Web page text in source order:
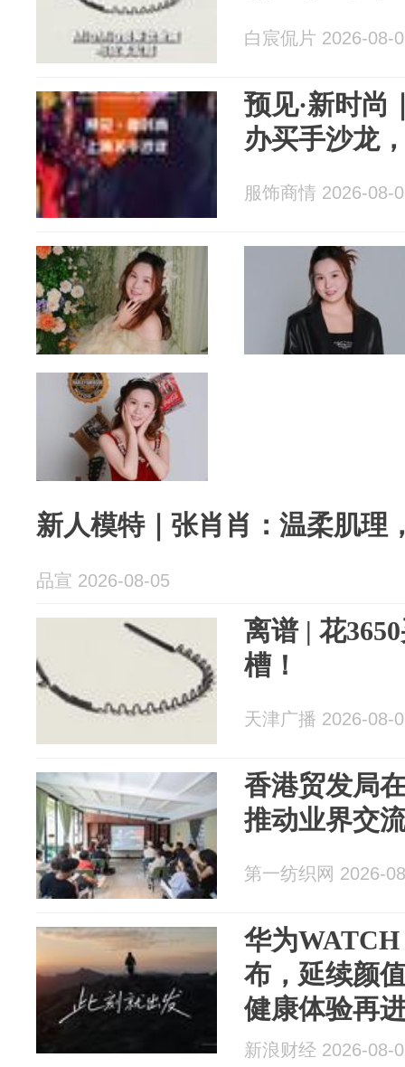
白宸侃片 2026-08-
预见·新时尚
办买手沙龙
服饰商情 2026-08-
新人模特｜张肖肖：温柔肌理
品宣 2026-08-05
离谱 | 花
槽！
天津广播 2026-08-
香港贸发局
推动业界交
第一纺织网 2026-
华为
布，延续颜
健康体验再
新浪财经 2026-08-